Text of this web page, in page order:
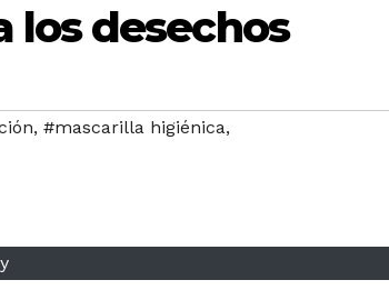
los desechos
, #mascarilla higiénica,